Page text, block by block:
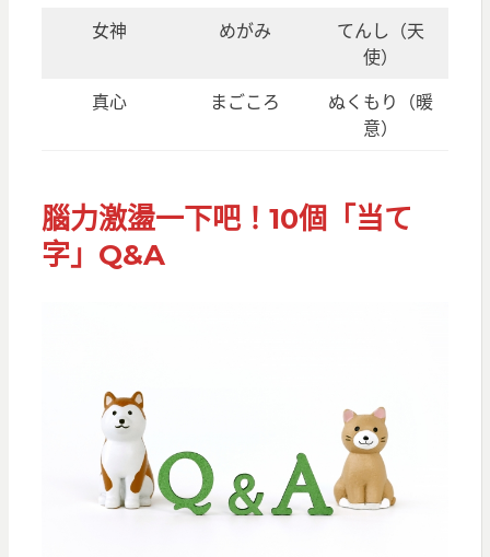
女神
めがみ
てんし（天
使）
真心
まごころ
ぬくもり（暖
意）
腦力激盪一下吧！10個「当て
字」Q&A